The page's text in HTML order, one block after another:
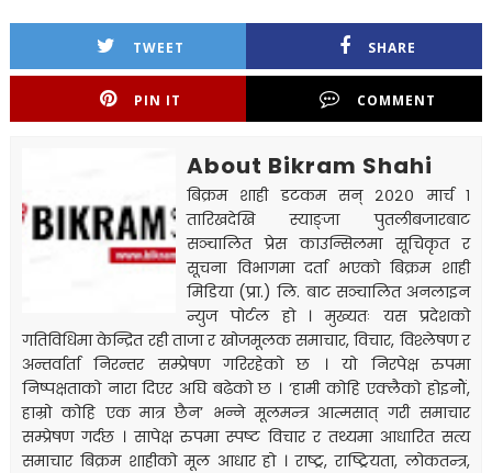
TWEET SHARE
PIN IT COMMENT
About Bikram Shahi
बिक्रम शाही डटकम सन् २०२० मार्च १
तारिखदेखि स्याङ्जा पुतलीबजारबाट
सञ्चालित प्रेस काउन्सिलमा सूचिकृत र
सूचना विभागमा दर्ता भएको बिक्रम शाही
मिडिया (प्रा.) लि. बाट सञ्चालित अनलाइन
न्युज पोर्टल हो । मुख्यतः यस प्रदेशको
गतिविधिमा केन्द्रित रही ताजा र खोजमूलक समाचार, विचार, विश्लेषण र
अन्तर्वार्ता निरन्तर सम्प्रेषण गरिरहेको छ । यो निरपेक्ष रुपमा
निष्पक्षताको नारा दिएर अघि बढेको छ । ‘हामी कोहि एक्लैको होइनौं,
हाम्रो कोहि एक मात्र छैन’ भन्ने मूलमन्त्र आत्मसात् गरी समाचार
सम्प्रेषण गर्दछ । सापेक्ष रुपमा स्पष्ट विचार र तथ्यमा आधारित सत्य
समाचार बिक्रम शाहीको मूल आधार हो । राष्ट्र, राष्ट्रियता, लोकतन्त्र,